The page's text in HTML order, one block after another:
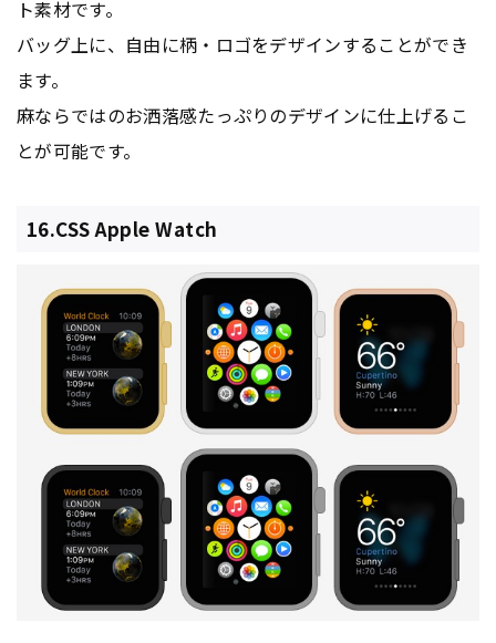
ト素材です。
バッグ上に、自由に柄・ロゴをデザインすることができ
ます。
麻ならではのお洒落感たっぷりのデザインに仕上げるこ
とが可能です。
16.CSS Apple Watch